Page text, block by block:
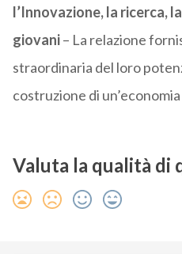
l’Innovazione, la ricerca,
giovani– La relazione
straordinaria del loro
costruzione di
Valuta la qualità di